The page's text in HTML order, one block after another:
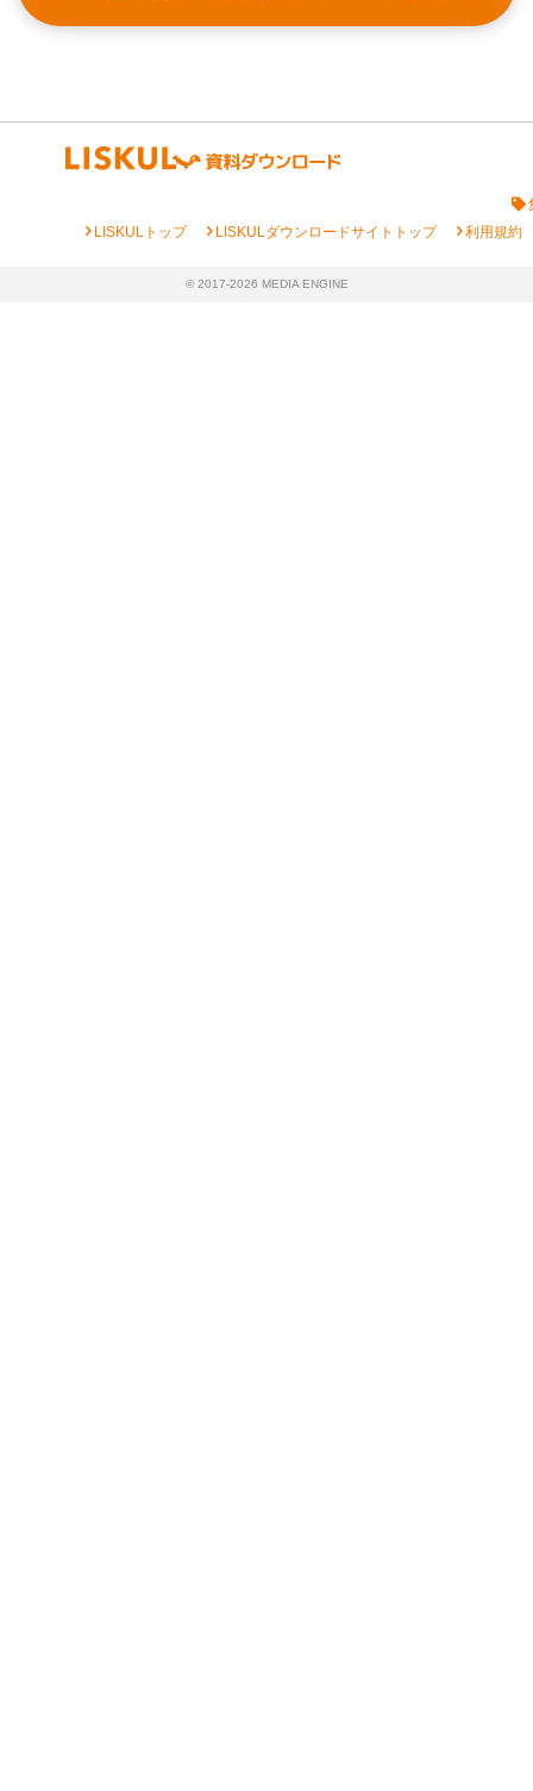
chevron_rightLISKULトップ chevron_rightLISKULダウンロードサイトトップ chevron_right利用規約
© 2017-2026 MEDIA ENGINE